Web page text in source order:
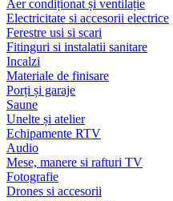
Aer condiționat și ventilație
Electricitate si accesorii electrice
Ferestre usi si scari
Fitinguri si instalatii sanitare
Incalzi
Materiale de finisare
Porți și garaje
Saune
Unelte și atelier
Echipamente RTV
Audio
Mese, manere si rafturi TV
Fotografie
Drones si accesorii